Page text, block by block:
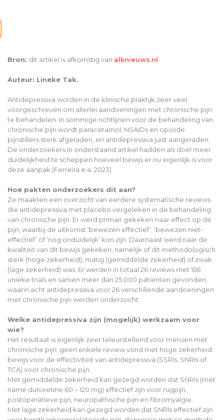
Bron: dit artikel is afkomstig van alknieuws.nl
Auteur: Lineke Tak.
Antidepressiva worden in de klinische praktijk zeer veel
voorgeschreven om allerlei aandoeningen met chronische pijn
te behandelen. In sommige richtlijnen voor de behandeling van
chronische pijn wordt paracetamol, NSAIDs en opioïde
pijnstillers sterk afgeraden, en antidepressiva juist aangeraden.
De onderzoekers in onderstaand artikel hadden als doel meer
duidelijkheid te scheppen hoeveel bewijs er nu eigenlijk is voor
deze aanpak (Ferreira e.a. 2023).
Hoe pakten onderzoekers dit aan?
Ze maakten een overzicht van eerdere systematische reviews
die antidepressiva met placebo vergeleken in de behandeling
van chronische pijn. Er werd primair gekeken naar effect op de
pijn, waarbij de uitkomst ‘bewezen effectief’, ‘bewezen niet-
effectief’ of ‘nog onduidelijk’ kon zijn. Daarnaast werd naar de
kwaliteit van dit bewijs gekeken, namelijk of dit methodologisch
sterk (hoge zekerheid), matig (gemiddelde zekerheid) of zwak
(lage zekerheid) was. Er werden in totaal 26 reviews met 156
unieke trials en samen meer dan 25.000 patiënten gevonden,
waarin acht antidepressiva voor 26 verschillende aandoeningen
met chronische pijn werden onderzocht.
Welke antidepressiva zijn (mogelijk) werkzaam voor
wie?
Het resultaat is eigenlijk zeer teleurstellend voor mensen met
chronische pijn: geen enkele review vond met hoge zekerheid
bewijs voor de effectiviteit van antidepressiva (SSRIs, SNRIs of
TCA) voor chronische pijn.
Met gemiddelde zekerheid kan gezegd worden dat SNRIs (met
name duloxetine 60 – 120 mg) effectief zijn voor rugpijn,
postoperatieve pijn, neuropathische pijn en fibromyalgie.
Met lage zekerheid kan gezegd worden dat SNRIs effectief zijn